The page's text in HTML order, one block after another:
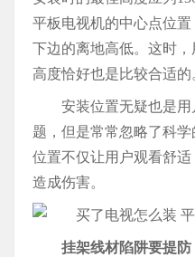
平板电视机的中心点位
下边的离地高低。这时
高度恰好也是比较合适的
安装位置无疑也是
题，但是常常忽略了科
位置不仅让用户观看舒
造成伤害。
挂架线材陷阱要提防